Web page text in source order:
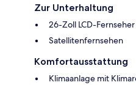
Zur Unterhaltung
26-Zoll LCD-Fernseher
Satellitenfernsehen
Komfortausstattung
Klimaanlage mit